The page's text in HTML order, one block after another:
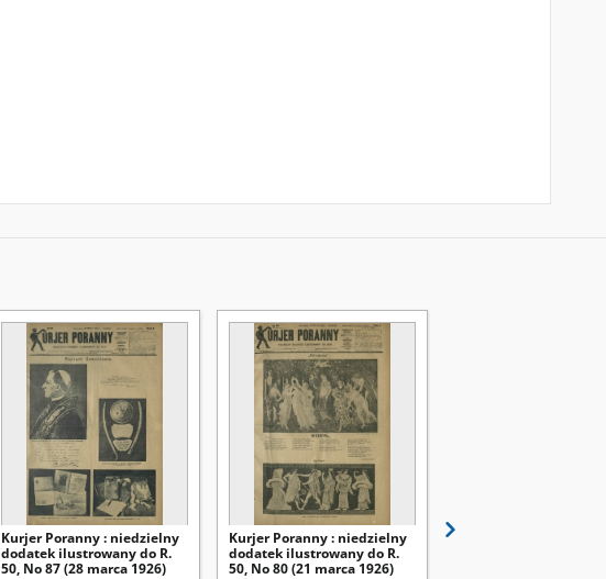
Kurjer Poranny : niedzielny
dodatek ilustrowany do R.
50, No 87 (28 marca 1926)
Kurjer Poranny : niedzielny
dodatek ilustrowany do R.
50, No 80 (21 marca 1926)